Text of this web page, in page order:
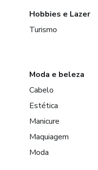
Hobbies e Lazer
Turismo
Moda e beleza
Cabelo
Estética
Manicure
Maquiagem
Moda